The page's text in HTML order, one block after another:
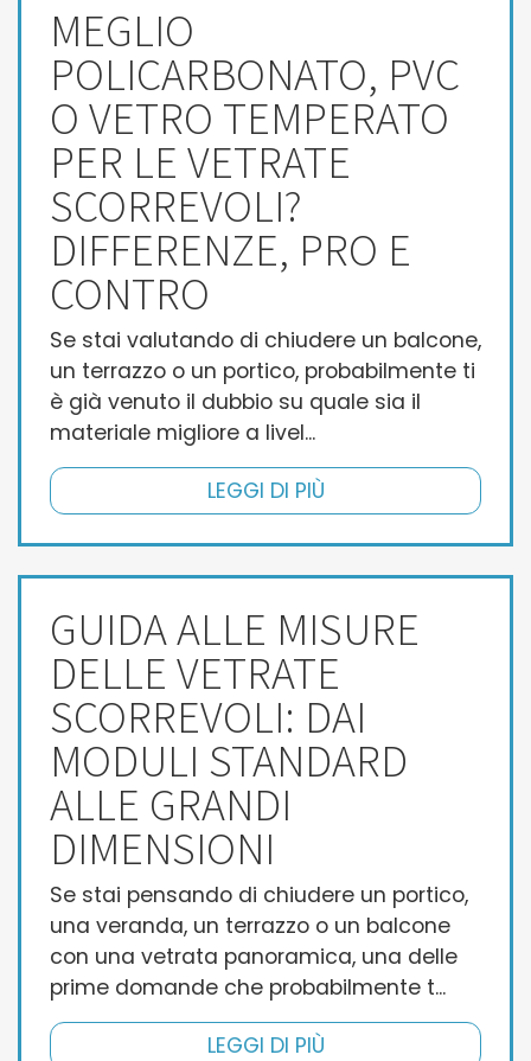
MEGLIO
POLICARBONATO, PVC
O VETRO TEMPERATO
PER LE VETRATE
SCORREVOLI?
DIFFERENZE, PRO E
CONTRO
Se stai valutando di chiudere un balcone,
un terrazzo o un portico, probabilmente ti
è già venuto il dubbio su quale sia il
materiale migliore a livel...
LEGGI DI PIÙ
GUIDA ALLE MISURE
DELLE VETRATE
SCORREVOLI: DAI
MODULI STANDARD
ALLE GRANDI
DIMENSIONI
Se stai pensando di chiudere un portico,
una veranda, un terrazzo o un balcone
con una vetrata panoramica, una delle
prime domande che probabilmente t...
LEGGI DI PIÙ